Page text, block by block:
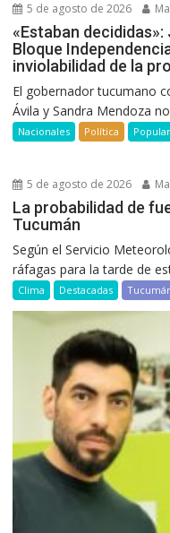
5 de agosto de 2026
«Estaban
Bloque
inviolabilidad de la
El gobernador tucumano
Ávila y Sandra Mendoza
Nacionales Política
5 de agosto de 2026
La probabilidad de
Tucumán
Según el Servicio
ráfagas para la tarde de
Clima Destacadas